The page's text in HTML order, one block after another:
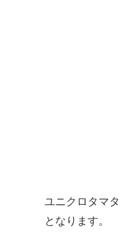
ユニクロタマ
となります。